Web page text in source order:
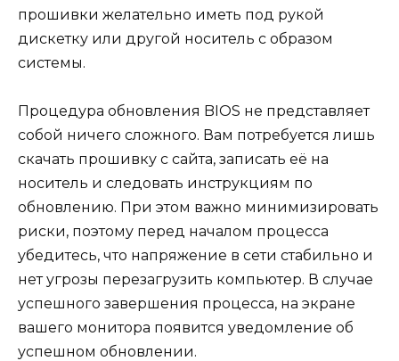
прошивки желательно иметь под рукой
дискетку или другой носитель с образом
системы.
Процедура обновления BIOS не представляет
собой ничего сложного. Вам потребуется лишь
скачать прошивку с сайта, записать её на
носитель и следовать инструкциям по
обновлению. При этом важно минимизировать
риски, поэтому перед началом процесса
убедитесь, что напряжение в сети стабильно и
нет угрозы перезагрузить компьютер. В случае
успешного завершения процесса, на экране
вашего монитора появится уведомление об
успешном обновлении.